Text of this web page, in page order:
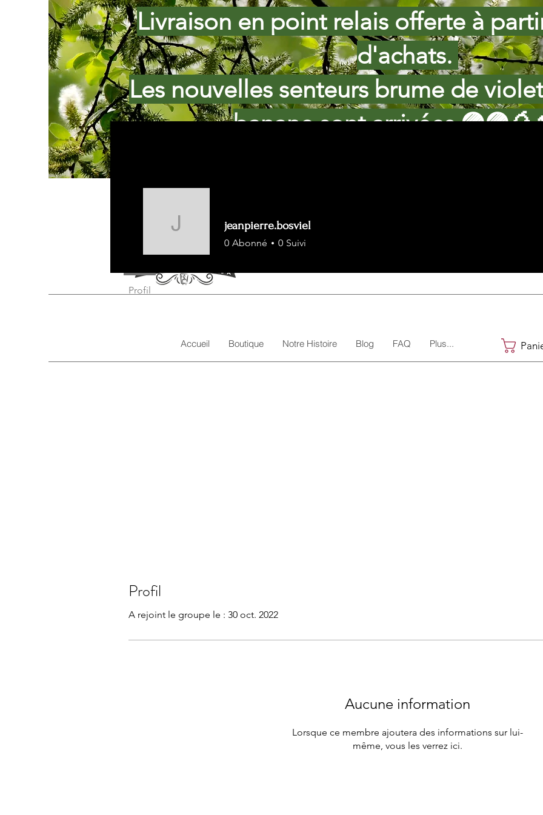
Livraison en point relais offerte à
d'achats.
Les nouvelles senteurs brume de
banane sont arrivées
Accueil Boutique Notre Histoire Blog FAQ Plus...
Profil
A rejoint le groupe le : 30 oct. 2022
Aucune information
Lorsque ce membre ajoutera des informations sur lui-
même, vous les verrez ici.
jeanpierre.bosviel
jeanpierre.bosviel
0 Abonné 0 Suivi
Profil